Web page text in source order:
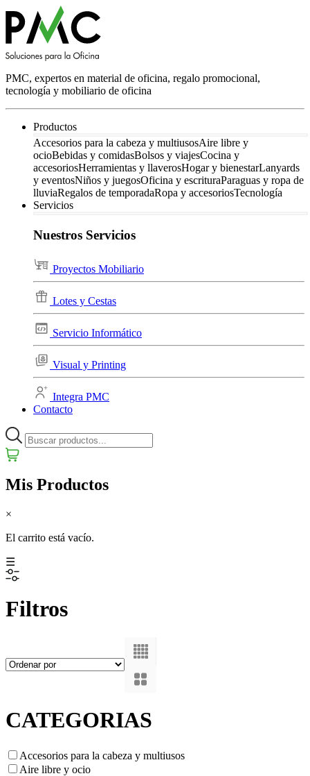
PMC, expertos en material de oficina, regalo promocional,
tecnología y mobiliario de oficina
Productos
Accesorios para la cabeza y multiusosAire libre y
ocioBebidas y comidasBolsos y viajesCocina y
accesoriosHerramientas y llaverosHogar y bienestarLanyards
y eventosNiños y juegosOficina y escrituraParaguas y ropa de
lluviaRegalos de temporadaRopa y accesoriosTecnología
Servicios
Nuestros Servicios
Proyectos Mobiliario
Lotes y Cestas
Servicio Informático
Visual y Printing
Integra PMC
Contacto
Mis Productos
×
El carrito está vacío.
☰
Filtros
CATEGORIAS
Accesorios para la cabeza y multiusos
Aire libre y ocio